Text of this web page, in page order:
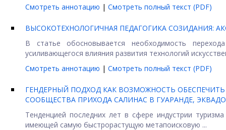
Смотреть аннотацию | Смотреть полный текст (PDF)
ВЫСОКОТЕХНОЛОГИЧНАЯ ПЕДАГОГИКА СОЗИДАНИЯ:
В статье обосновывается необходимость
усиливающегося влияния развития технологий
Смотреть аннотацию | Смотреть полный текст (PDF)
ГЕНДЕРНЫЙ ПОДХОД КАК ВОЗМОЖНОСТЬ
СООБЩЕСТВА ПРИХОДА САЛИНАС В ГУАРАНДЕ,
Тенденцией последних лет в сфере индустрии
имеющей самую быстрорастущую метапоисковую ...